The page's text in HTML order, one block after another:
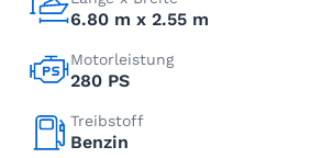
6.80 m x 2.55 m
Motorleistung
280 PS
Treibstoff
Benzin